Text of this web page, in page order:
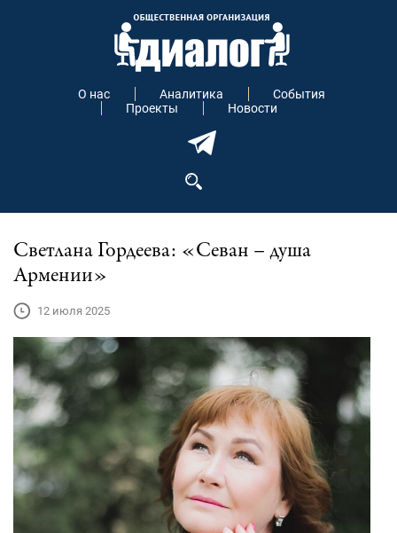
О нас Аналитика
События
Проекты
Новости
Светлана Гордеева: «Севан – душа
Армении»
12 июля 2025